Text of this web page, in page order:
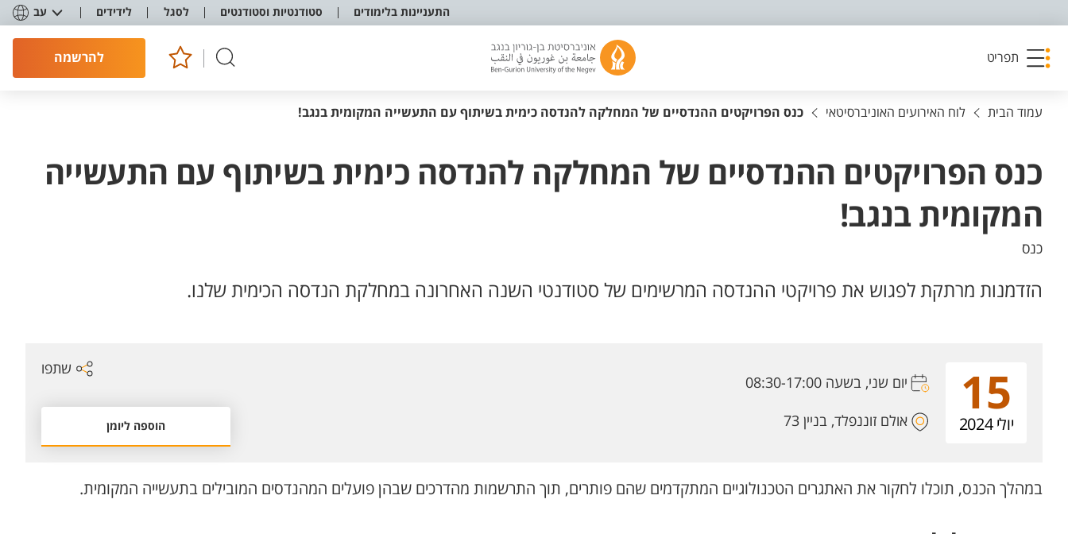
התעניינות בלימודים סטודנטיות וסטודנטים לסגל לידידים עב
תפריט להרשמה
עמוד הבית לוח האירועים האוניברסיטאי כנס הפרויקטים ההנדסיים של המחלקה להנדסה כימית בשיתוף עם התעשייה המקומית בנגב!
כנס הפרויקטים ההנדסיים של המחלקה להנדסה כימית בשיתוף עם התעשייה
המקומית בנגב!
כנס
הזדמנות מרתקת לפגוש את פרויקטי ההנדסה המרשימים של סטודנטי השנה האחרונה במחלקת הנדסה הכימית שלנו.
15
יולי 2024
יום שני, בשעה 08:30-17:00
אולם זוננפלד, בניין 73
שתפו
הוספה ליומן
במהלך הכנס, תוכלו לחקור את האתגרים הטכנולוגיים המתקדמים שהם פותרים, תוך התרשמות מהדרכים שבהן פועלים המהנדסים המובילים בתעשייה המקומית.